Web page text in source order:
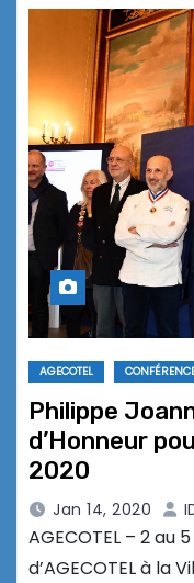
AGECOTEL
Philippe
d’Honneur
2020
Jan 14, 2020
AGECOTEL – 2 au
d’AGECOTEL à la